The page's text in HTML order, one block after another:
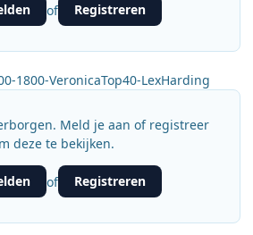
of Registreren
1800-VeronicaTop40-LexHarding
Meld je aan of registreer
deze te bekijken.
of Registreren